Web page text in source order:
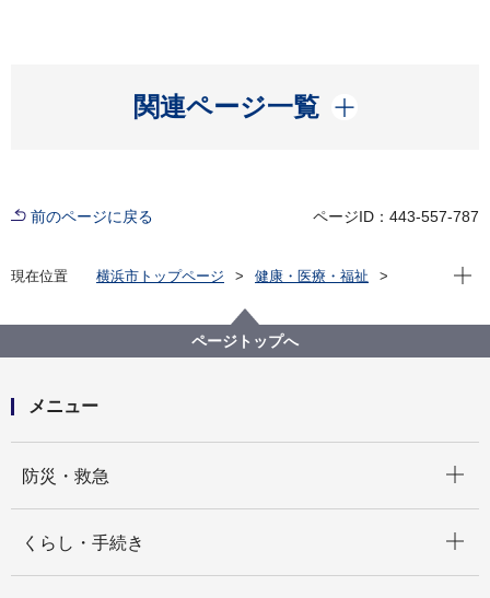
関連ページ一覧
開く
前のページに戻る ページID：443-557-787
現在位置 横浜市トップページ
健康・医療・福祉
横浜市医療安全相談窓口
横浜市医療安全推進協議会
現在
ページトップへ
メニュー
防災・救急
くらし・手続き